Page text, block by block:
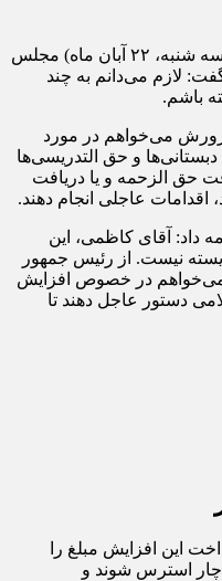
در نشست علنی امروز (سه شنبه، ۲۲ آبان ماه) مجلس
لازم می‌دانم به چند
باشم.
می‌خواهم در مورد
و حق التدریسی‌ها
حق الزحمه و یا دریافت
اقدامات عاجلی انجام دهند.
داد: آقای کاظمی، این
نیست. از رئیس جمهور
می‌خواهم در خصوص افزایش
دستور عاجل دهند تا
این افزایش مبلغ را
دچار استرس شوند و